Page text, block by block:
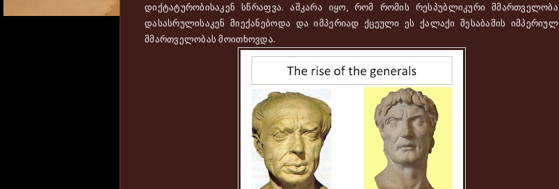
დიქტატურობისაკენ სწრაფვა. აშკარა იყო, რომ რომის რესპუბლიკური მმართველობა
დასასრულისაკენ მიექანებოდა და იმპერიად ქცეული ეს ქალაქი შესაბამის იმპერიულ
მმართველობას მოითხოვდა.